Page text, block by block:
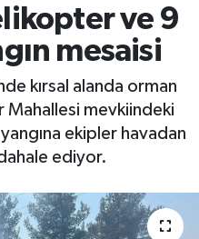
ve 9
mesaisi
kırsal alanda orman
Mahallesi mevkiindeki
ekipler havadan
ediyor.